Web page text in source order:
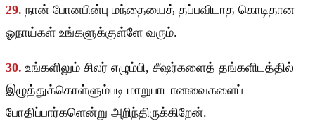
29. நான் போனபின்பு மந்தையைத் தப்பவிடாத கொடிதான
ஓநாய்கள் உங்களுக்குள்ளே வரும்.
30. உங்களிலும் சிலர் எழும்பி, சீஷர்களைத் தங்களிடத்தில்
இழுத்துக்கொள்ளும்படி மாறுபாடானவைகளைப்
போதிப்பார்களென்று அறிந்திருக்கிறேன்.